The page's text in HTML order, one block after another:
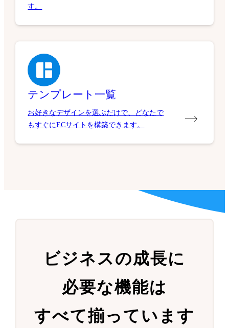
す。
テンプレート一覧
お好きなデザインを選ぶだけで、どなたで
もすぐにECサイトを構築できます。
ビジネスの成長に
必要な機能は
すべて揃っています